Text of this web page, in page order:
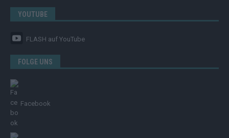
YOUTUBE
FLASH auf YouTube
FOLGE UNS
Facebook